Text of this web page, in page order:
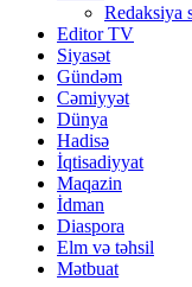
Redaksiya
Editor TV
Siyasət
Gündəm
Cəmiyyət
Dünya
Hadisə
İqtisadiyyat
Maqazin
İdman
Diaspora
Elm və təhsil
Mətbuat